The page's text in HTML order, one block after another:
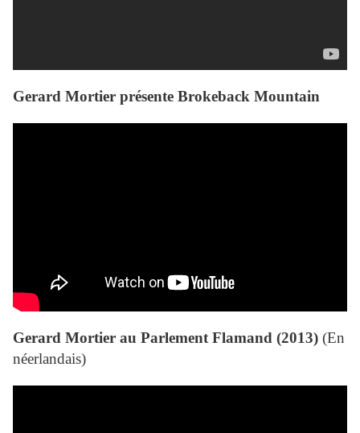
Gerard Mortier présente Brokeback Mountain
Gerard Mortier au Parlement Flamand (2013) (En
néerlandais)